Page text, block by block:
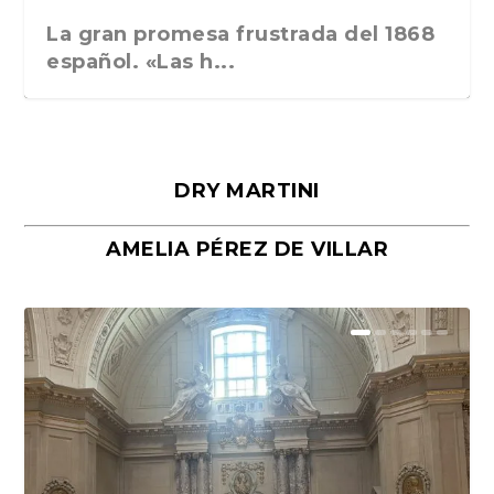
La gran promesa frustrada del 1868
español. «Las h...
Málaga, verso en azul, de Rafael
Porras y Salvador...
«La cocina hebrea. Alimentación
del pueblo judío e...
DRY MARTINI
AMELIA PÉREZ DE VILLAR